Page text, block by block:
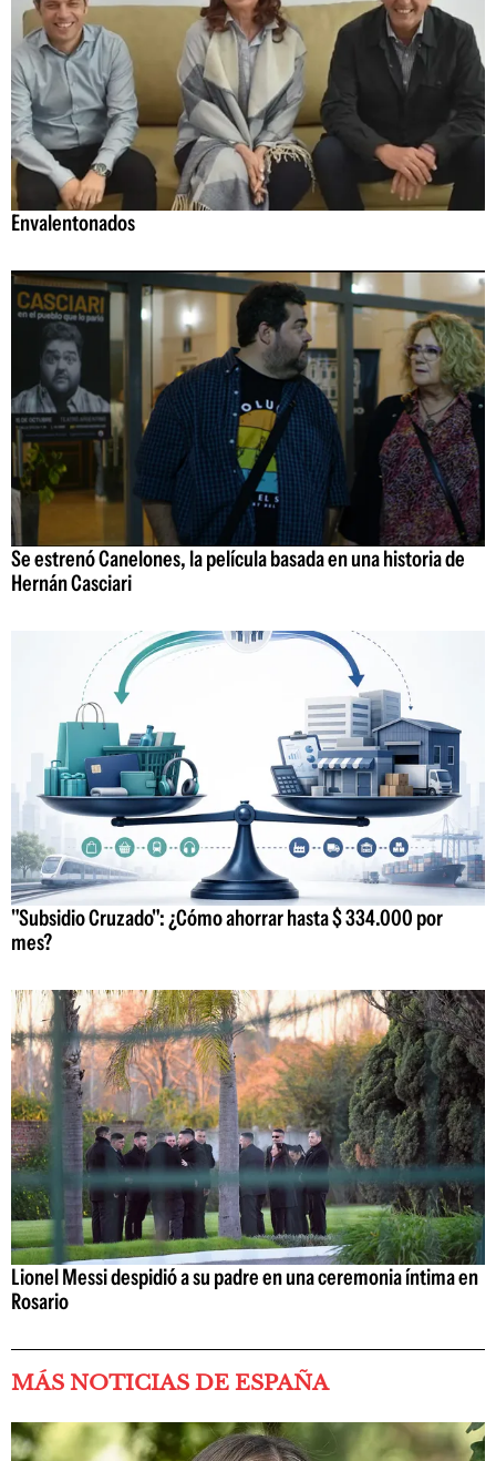
Envalentonados
Se estrenó Canelones, la película basada en una historia de
Hernán Casciari
"Subsidio Cruzado": ¿Cómo ahorrar hasta $ 334.000 por
mes?
Lionel Messi despidió a su padre en una ceremonia íntima en
Rosario
MÁS NOTICIAS DE ESPAÑA